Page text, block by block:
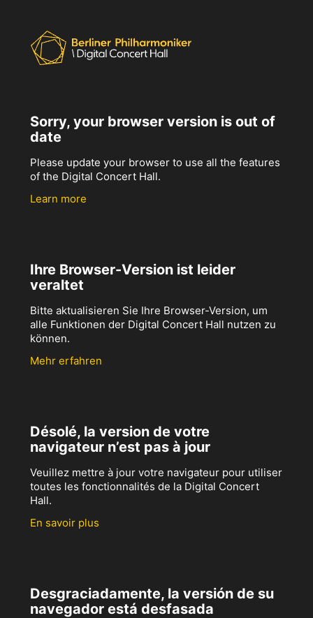
Sorry, your browser version is out of
date
Please update your browser to use all the features
of the Digital Concert Hall.
Learn more
Ihre Browser-Version ist leider
veraltet
Bitte aktualisieren Sie Ihre Browser-Version, um
alle Funktionen der Digital Concert Hall nutzen zu
können.
Mehr erfahren
Désolé, la version de votre
navigateur n’est pas à jour
Veuillez mettre à jour votre navigateur pour utiliser
toutes les fonctionnalités de la Digital Concert
Hall.
En savoir plus
Desgraciadamente, la versión de su
navegador está desfasada